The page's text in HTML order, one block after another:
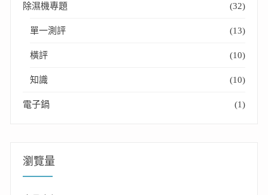
除濕機專題 (32)
單一測評 (13)
橫評 (10)
知識 (10)
電子鍋 (1)
瀏覽量